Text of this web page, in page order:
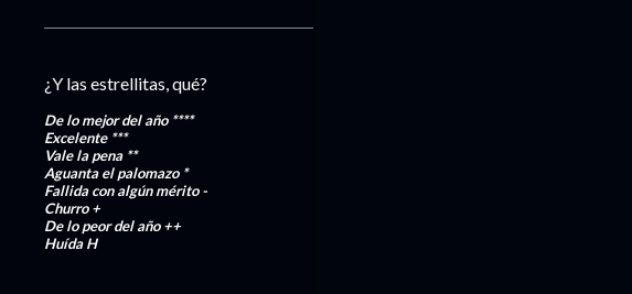
¿Y las estrellitas, qué?
De lo mejor del año ****
Excelente***
Vale la pena **
Aguanta el palomazo *
Fallida con algún mérito-
Churro+
De lo peor del año++
HuídaH